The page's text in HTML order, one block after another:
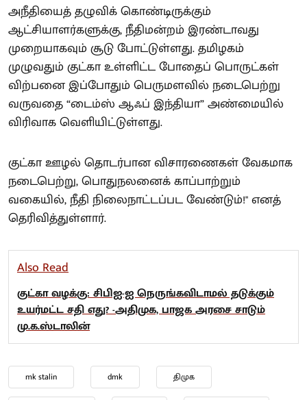
அநீதியைத் தழுவிக் கொண்டிருக்கும்
ஆட்சியாளர்களுக்கு, நீதிமன்றம் இரண்டாவது
முறையாகவும் சூடு போட்டுள்ளது. தமிழகம்
முழுவதும் குட்கா உள்ளிட்ட போதைப் பொருட்கள்
விற்பனை இப்போதும் பெருமளவில் நடைபெற்று
வருவதை “டைம்ஸ் ஆஃப் இந்தியா” அண்மையில்
விரிவாக வெளியிட்டுள்ளது.
குட்கா ஊழல் தொடர்பான விசாரணைகள் வேகமாக
நடைபெற்று, பொதுநலனைக் காப்பாற்றும்
வகையில், நீதி நிலைநாட்டப்பட வேண்டும்!" எனத்
தெரிவித்துள்ளார்.
Also Read
குட்கா வழக்கு: சிபிஐ-ஐ நெருங்கவிடாமல் தடுக்கும்
உயர்மட்ட சதி எது? -அதிமுக, பாஜக அரசை சாடும்
மு.க.ஸ்டாலின்
mk stalin dmk திமுக